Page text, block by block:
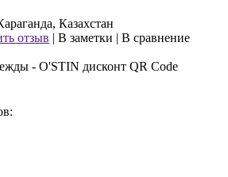
Казахстан
отзыв | В заметки | В сравнение